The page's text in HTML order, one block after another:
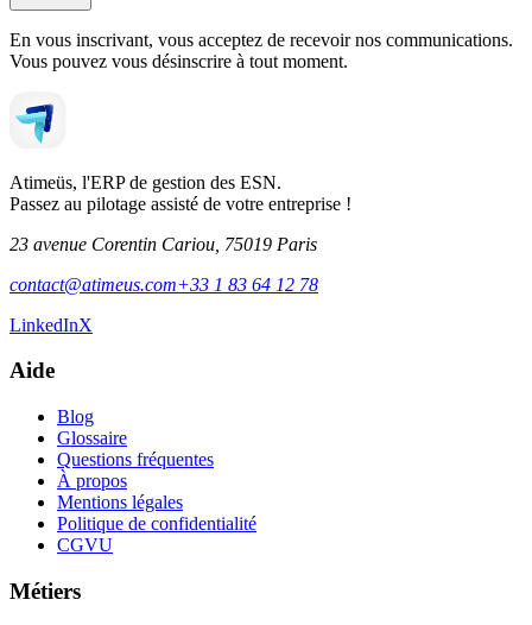
En vous inscrivant, vous acceptez de recevoir nos communications.
Vous pouvez vous désinscrire à tout moment.
Atimeüs, l'ERP de gestion des ESN.
Passez au pilotage assisté de votre entreprise !
23 avenue Corentin Cariou, 75019 Paris
contact@atimeus.com+33 1 83 64 12 78
LinkedInX
Aide
Blog
Glossaire
Questions fréquentes
À propos
Mentions légales
Politique de confidentialité
CGVU
Métiers